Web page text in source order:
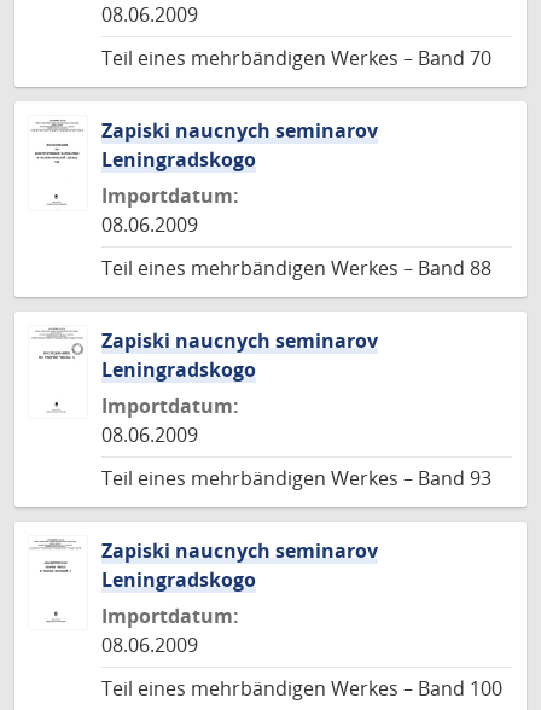
08.06.2009
Teil eines mehrbändigen Werkes – Band 70
Zapiski naucnych seminarov
Leningradskogo
Importdatum:
08.06.2009
Teil eines mehrbändigen Werkes – Band 88
Zapiski naucnych seminarov
Leningradskogo
Importdatum:
08.06.2009
Teil eines mehrbändigen Werkes – Band 93
Zapiski naucnych seminarov
Leningradskogo
Importdatum:
08.06.2009
Teil eines mehrbändigen Werkes – Band 100